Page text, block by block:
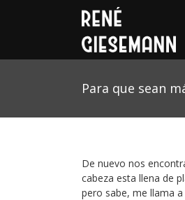
Para que sean
De nuevo nos
cabeza esta llena de
pero sabe, me llama